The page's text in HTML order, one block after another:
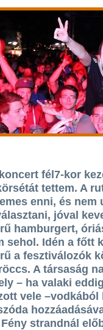
fél7-kor
tettem. A
enni, és
jóval
hamburgert,
sehol. Idén a főtt
a fesztiválozók
A társaság
– ha valaki
vele
Fény strandnál